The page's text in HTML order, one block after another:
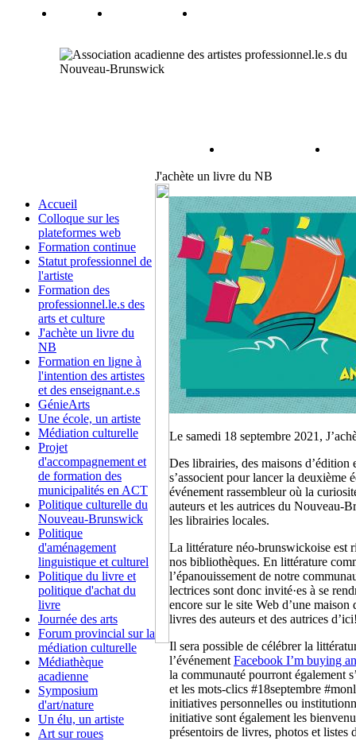
Accueil
Colloque sur les
plateformes web
Formation continue
Statut professionnel de
l'artiste
Formation des
professionnel.le.s des
arts et culture
J'achète un livre du
NB
Formation en ligne à
l'intention des artistes
et des enseignant.e.s
GénieArts
Une école, un artiste
Médiation culturelle
Projet
d'accompagnement et
de formation des
municipalités en ACT
Politique culturelle du
Nouveau-Brunswick
Politique
d'aménagement
linguistique et culturel
Politique du livre et
politique d'achat du
livre
Journée des arts
Forum provincial sur la
médiation culturelle
Médiathèque
acadienne
Symposium
d'art/nature
Un élu, un artiste
Art sur roues
J'achète un livre du NB
Le samedi 18 septembre 2021,
Des librairies, des maisons
s’associent pour lancer la
événement rassembleur où la
auteurs et les autrices du Nouveau-
les librairies locales.
La littérature néo-brunswickoise est
nos bibliothèques. En littérature
l’épanouissement de notre
lectrices sont donc invité·es à se
encore sur le site Web d’une
livres des auteurs et des autrices
Il sera possible de célébrer la
l’événement Facebook I’m buying
la communauté pourront également
et les mots-clics #18septembre
initiatives personnelles ou
initiative sont également les
présentoirs de livres, photos et listes